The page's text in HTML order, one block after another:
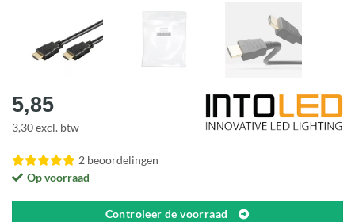
5,85
3,30 excl. btw
2 beoordelingen
Op voorraad
Controleer de voorraad